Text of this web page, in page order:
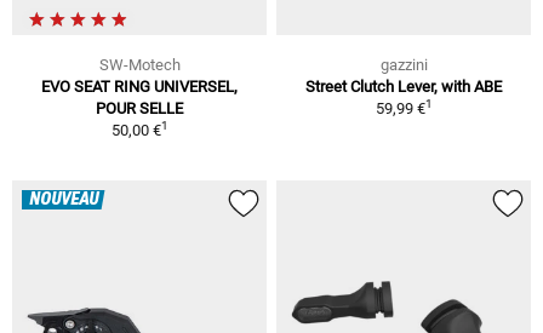
SW-Motech
EVO SEAT RING UNIVERSEL,
POUR SELLE
50,00 €1
gazzini
Street Clutch Lever, with ABE
59,99 €1
NOUVEAU